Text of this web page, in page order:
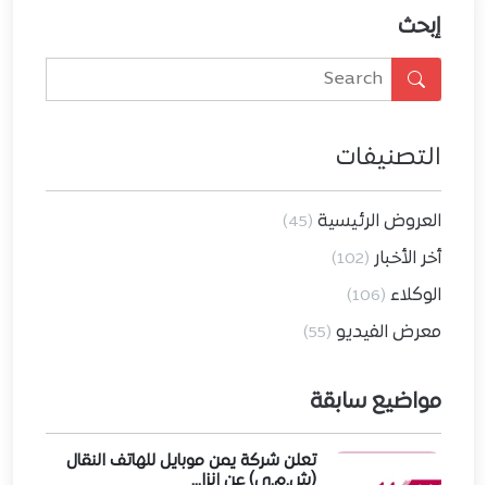
إبحث
التصنيفات
العروض الرئيسية (45)
أخر الأخبار (102)
الوكلاء (106)
معرض الفيديو (55)
مواضيع سابقة
تعلن شركة يمن موبايل للهاتف النقال
(ش.م.ي) عن إنزا...